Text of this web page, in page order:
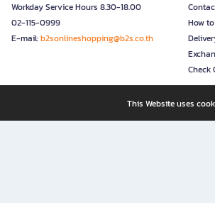
Workday Service Hours 8.30-18.00
02-115-0999
E-mail:b2sonlineshopping@b2s.co.th
How
Check
This Website uses